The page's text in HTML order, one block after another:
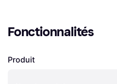
Fonctionnalités
Produit